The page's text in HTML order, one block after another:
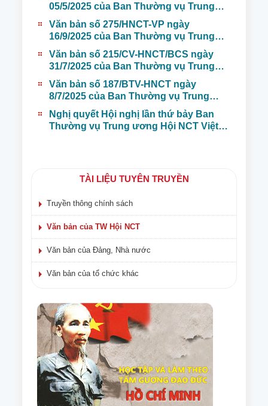
05/5/2025 của Ban Thường vụ Trung
ương Hội Người cao tuổi Việt Nam gửi
Hội Người cao tuổi các tỉnh, thành phố
lấy ý kiến cán bộ, hội viên NCT các tỉnh,
thành phố đối với dự thảo Văn kiện Đại
hội Hội Người cao tuổi Việt Nam lần thứ
VII, nhiệm kỳ 2026-2031
Văn bản số 275/HNCT-VP ngày
16/9/2025 của Ban Thường vụ Trung
ương Hội NCT Việt Nam về việc tuyên
truyền Ngày Quốc tế NCT (1/10) và
Tháng hành động vì NCT Việt Nam năm
2025
Văn bản số 215/CV-HNCT/BCS ngày
31/7/2025 của Ban Thường vụ Trung
ương Hội NCT Việt Nam về việc phối
hợp tổ chức Giải cầu lông trung cao
tuổi quốc gia năm 2025.
Văn bản số 187/BTV-HNCT ngày
8/7/2025 của Ban Thường vụ Trung
ương Hội NCT Việt Nam về các nhiệm
vụ trọng tâm năm 2026
Nghị quyết Hội nghị lần thứ bảy Ban
Thường vụ Trung ương Hội NCT Việt
TÀI LIỆU TUYÊN TRUYỀN
Truyền thông chính sách
Văn bản của TW Hội NCT
Văn bản của Đảng, Nhà nước
Văn bản của tổ chức khác